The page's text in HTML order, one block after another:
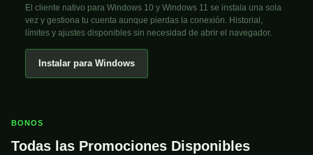
El cliente nativo para Windows 10 y Windows 11 se instala una sola
vez y gestiona tu cuenta aunque pierdas la conexión. Historial,
límites y ajustes disponibles sin necesidad de abrir el navegador.
Instalar para Windows
BONOS
Todas las Promociones Disponibles